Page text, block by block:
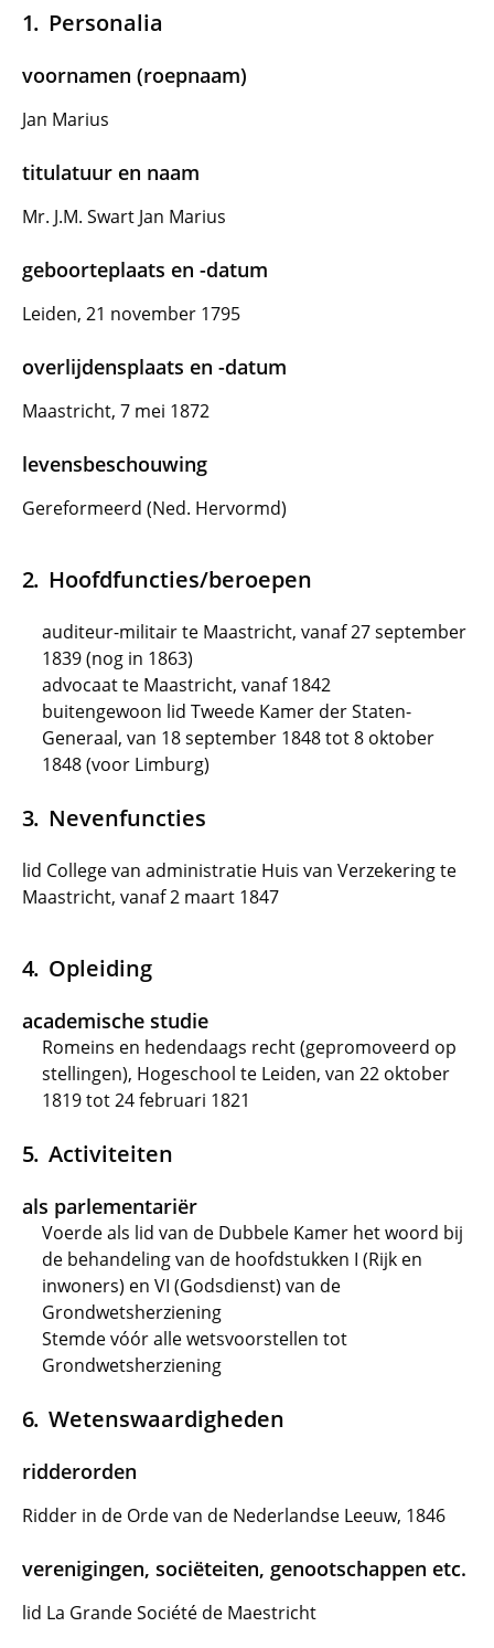
Personalia
voornamen (roepnaam)
Jan Marius
titulatuur en naam
Mr. J.M. Swart Jan Marius
geboorteplaats en -datum
Leiden, 21 november 1795
overlijdensplaats en -datum
Maastricht, 7 mei 1872
levensbeschouwing
Gereformeerd (Ned. Hervormd)
Hoofdfuncties/beroepen
auditeur-militair te Maastricht, vanaf 27 september
1839 (nog in 1863)
advocaat te Maastricht, vanaf 1842
buitengewoon lid Tweede Kamer der Staten-
Generaal, van 18 september 1848 tot 8 oktober
1848 (voor Limburg)
Nevenfuncties
lid College van administratie Huis van Verzekering te
Maastricht, vanaf 2 maart 1847
Opleiding
academische studie
Romeins en hedendaags recht (gepromoveerd op
stellingen), Hogeschool te Leiden, van 22 oktober
1819 tot 24 februari 1821
Activiteiten
als parlementariër
Voerde als lid van de Dubbele Kamer het woord bij
de behandeling van de hoofdstukken I (Rijk en
inwoners) en VI (Godsdienst) van de
Grondwetsherziening
Stemde vóór alle wetsvoorstellen tot
Grondwetsherziening
Wetenswaardigheden
ridderorden
Ridder in de Orde van de Nederlandse Leeuw, 1846
verenigingen, sociëteiten, genootschappen etc.
lid La Grande Société de Maestricht